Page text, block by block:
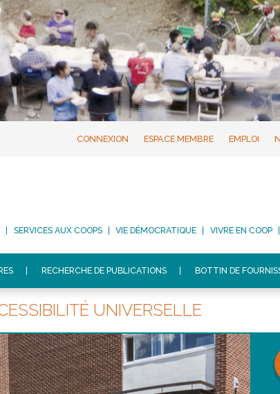
CONNEXION ESPACE MEMBRE EMPLOI
SERVICES AUX COOPS VIE DÉMOCRATIQUE VIVRE EN COOP
RECHERCHE DE PUBLICATIONS BOTTIN DE
UNIVERSELLE